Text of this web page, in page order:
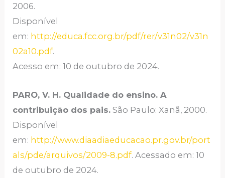
2006.
Disponível
em: http://educa.fcc.org.br/pdf/rer/v31n02/v31n
02a10.pdf.
Acesso em: 10 de outubro de 2024.
PARO, V. H. Qualidade do ensino. A
contribuição dos pais. São Paulo: Xanã, 2000.
Disponível
em: http://www.diaadiaeducacao.pr.gov.br/port
als/pde/arquivos/2009-8.pdf. Acessado em: 10
de outubro de 2024.